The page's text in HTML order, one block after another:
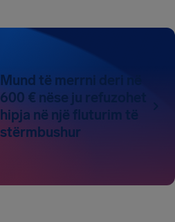
Mund të merrni deri në
600 € nëse ju refuzohet
hipja në një fluturim të
stërmbushur